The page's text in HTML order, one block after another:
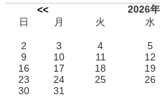
<<
2026
日
月 火 水
2
3 4 5
9
10 11 12
16
17 18 19
23
24 25 26
30
31